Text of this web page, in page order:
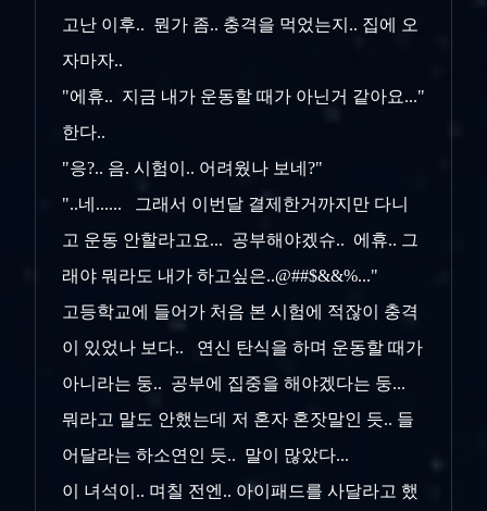
고난 이후.. 뭔가 좀.. 충격을 먹었는지.. 집에 오
자마자..
"에휴.. 지금 내가 운동할 때가 아닌거 같아요..."
한다..
"응?.. 음. 시험이.. 어려웠나 보네?"
"..네...... 그래서 이번달 결제한거까지만 다니
고 운동 안할라고요... 공부해야겠슈.. 에휴.. 그
래야 뭐라도 내가 하고싶은..@##$&&%..."
고등학교에 들어가 처음 본 시험에 적잖이 충격
이 있었나 보다.. 연신 탄식을 하며 운동할 때가
아니라는 둥.. 공부에 집중을 해야겠다는 둥...
뭐라고 말도 안했는데 저 혼자 혼잣말인 듯.. 들
어달라는 하소연인 듯.. 말이 많았다...
이 녀석이.. 며칠 전엔.. 아이패드를 사달라고 했